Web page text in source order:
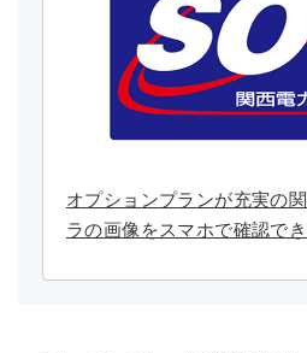
オプションプランが充実の
ラの画像をスマホで確認で